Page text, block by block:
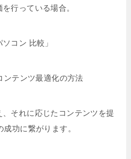
行っている場合。
コン 比較」
ンテンツ最適化の方法
それに応じたコンテンツを提
功に繋がります。